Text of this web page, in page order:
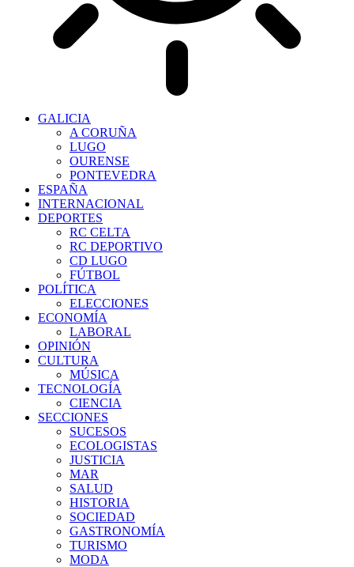
GALICIA
A CORUÑA
LUGO
OURENSE
PONTEVEDRA
ESPAÑA
INTERNACIONAL
DEPORTES
RC CELTA
RC DEPORTIVO
CD LUGO
FÚTBOL
POLÍTICA
ELECCIONES
ECONOMÍA
LABORAL
OPINIÓN
CULTURA
MÚSICA
TECNOLOGÍA
CIENCIA
SECCIONES
SUCESOS
ECOLOGISTAS
JUSTICIA
MAR
SALUD
HISTORIA
SOCIEDAD
GASTRONOMÍA
TURISMO
MODA